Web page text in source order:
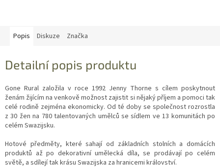
Popis Diskuze Značka
Detailní popis produktu
Gone Rural založila v roce 1992 Jenny Thorne s cílem poskytnout
ženám žijícím na venkově možnost zajistit si nějaký příjem a pomoci tak
celé rodině zejména ekonomicky. Od té doby se společnost rozrostla
z 30 žen na 780 talentovaných umělců se sídlem ve 13 komunitách po
celém Swazijsku.
Hotové předměty, které sahají od základních stolních a domácích
produktů až po dekorativní umělecká díla, se prodávají po celém
světě, a sdílejí tak krásu Swazijska za hranicemi království.